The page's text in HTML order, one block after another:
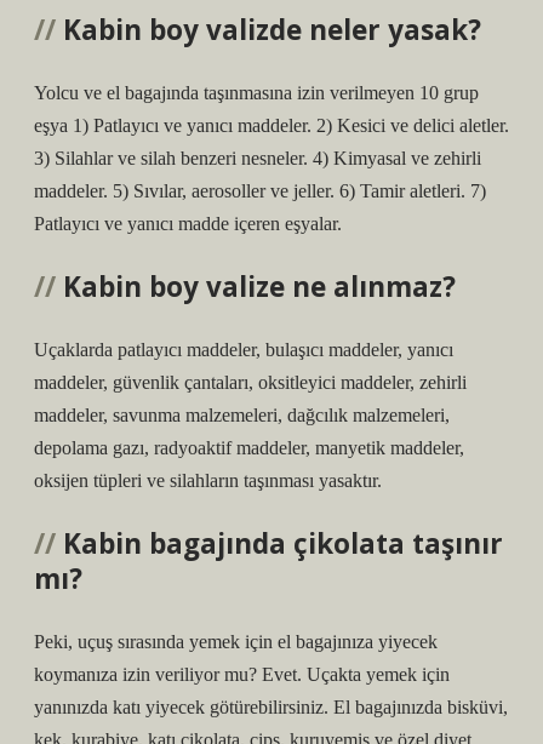
Kabin boy valizde neler yasak?
Yolcu ve el bagajında ​​taşınmasına izin verilmeyen 10 grup
eşya 1) Patlayıcı ve yanıcı maddeler. 2) Kesici ve delici aletler.
3) Silahlar ve silah benzeri nesneler. 4) Kimyasal ve zehirli
maddeler. 5) Sıvılar, aerosoller ve jeller. 6) Tamir aletleri. 7)
Patlayıcı ve yanıcı madde içeren eşyalar.
Kabin boy valize ne alınmaz?
Uçaklarda patlayıcı maddeler, bulaşıcı maddeler, yanıcı
maddeler, güvenlik çantaları, oksitleyici maddeler, zehirli
maddeler, savunma malzemeleri, dağcılık malzemeleri,
depolama gazı, radyoaktif maddeler, manyetik maddeler,
oksijen tüpleri ve silahların taşınması yasaktır.
Kabin bagajında çikolata taşınır
mı?
Peki, uçuş sırasında yemek için el bagajınıza yiyecek
koymanıza izin veriliyor mu? Evet. Uçakta yemek için
yanınızda katı yiyecek götürebilirsiniz. El bagajınızda bisküvi,
kek, kurabiye, katı çikolata, cips, kuruyemiş ve özel diyet